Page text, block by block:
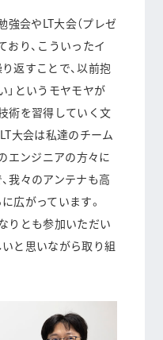
強会やLT大会（プレゼ
おり、こういったイ
返すことで、以前抱
」というモヤモヤが
術を習得していく文
大会は私達のチーム
エンジニアの方々に
我々のアンテナも高
広がっています。
りとも参加いただい
と思いながら取り組